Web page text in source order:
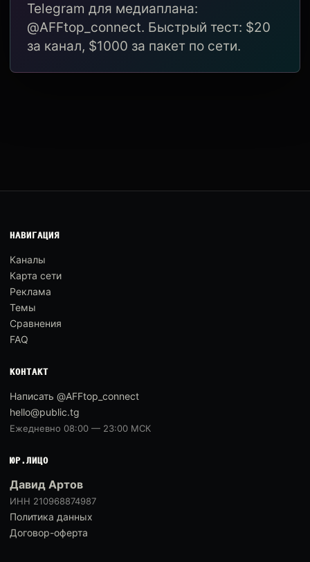
Telegram для медиаплана:
@AFFtop_connect. Быстрый тест: $20
за канал, $1000 за пакет по сети.
НАВИГАЦИЯ
Каналы
Карта сети
Реклама
Темы
Сравнения
FAQ
КОНТАКТ
Написать @AFFtop_connect
hello@public.tg
Ежедневно 08:00 — 23:00 МСК
ЮР.ЛИЦО
Давид Артов
ИНН 210968874987
Политика данных
Договор-оферта